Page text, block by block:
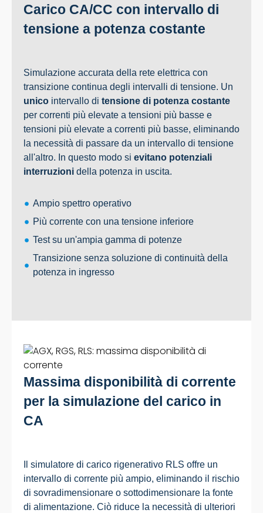
Carico CA/CC con intervallo di
tensione a potenza costante
Simulazione accurata della rete elettrica con
transizione continua degli intervalli di tensione. Un
unico intervallo di tensione di potenza costante
per correnti più elevate a tensioni più basse e
tensioni più elevate a correnti più basse, eliminando
la necessità di passare da un intervallo di tensione
all'altro. In questo modo si evitano potenziali
interruzioni della potenza in uscita.
Ampio spettro operativo
Più corrente con una tensione inferiore
Test su un'ampia gamma di potenze
Transizione senza soluzione di continuità della
potenza in ingresso
Massima disponibilità di corrente
per la simulazione del carico in
CA
Il simulatore di carico rigenerativo RLS offre un
intervallo di corrente più ampio, eliminando il rischio
di sovradimensionare o sottodimensionare la fonte
di alimentazione. Ciò riduce la necessità di ulteriori